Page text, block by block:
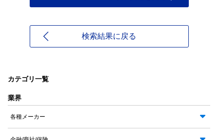
検索結果に戻る
カテゴリ一覧
業界
各種メーカー